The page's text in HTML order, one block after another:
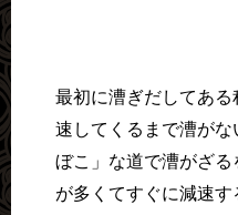
最初に漕ぎだしてあ
速してくるまで漕がな
ぼこ」な道で漕がざ
が多くてすぐに減速